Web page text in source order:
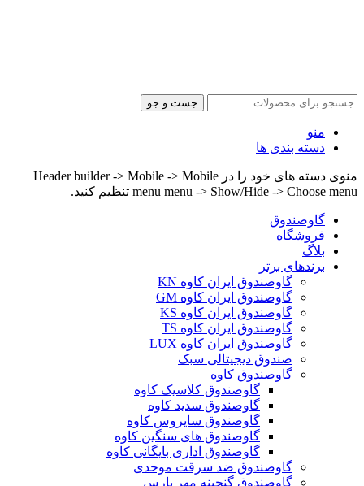
جست و جو
منو
دسته بندی ها
منوی دسته های خود را در Header builder -> Mobile -> Mobile
menu menu -> Show/Hide -> Choose menu تنظیم کنید.
گاوصندوق
فروشگاه
بلاگ
برندهای برتر
گاوصندوق ایران کاوه KN
گاوصندوق ایران کاوه GM
گاوصندوق ایران کاوه KS
گاوصندوق ایران کاوه TS
گاوصندوق ایران کاوه LUX
صندوق دیجیتالی سبک
گاوصندوق کاوه
گاوصندوق کلاسیک کاوه
گاوصندوق سدید کاوه
گاوصندوق سایروس کاوه
گاوصندوق های سنگین کاوه
گاوصندوق اداری بایگانی کاوه
گاوصندوق ضد سرقت موحدی
گاوصندوق گنجینه مهر پارس